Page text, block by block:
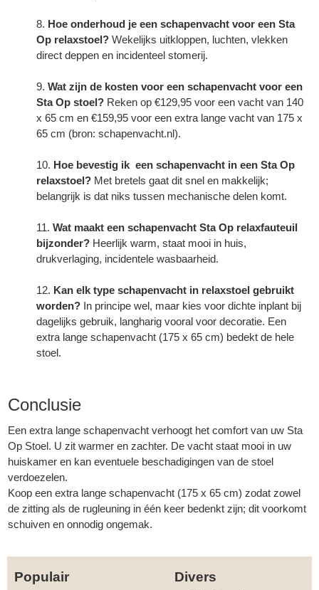
Hoe onderhoud je een schapenvacht voor een Sta
Op relaxstoel? Wekelijks uitkloppen, luchten, vlekken
direct deppen en incidenteel stomerij.
Wat zijn de kosten voor een schapenvacht voor een
Sta Op stoel? Reken op €129,95 voor een vacht van 140
x 65 cm en €159,95 voor een extra lange vacht van 175 x
65 cm (bron: schapenvacht.nl).
Hoe bevestig ik een schapenvacht in een Sta Op
relaxstoel? Met bretels gaat dit snel en makkelijk;
belangrijk is dat niks tussen mechanische delen komt.
Wat maakt een schapenvacht Sta Op relaxfauteuil
bijzonder? Heerlijk warm, staat mooi in huis,
drukverlaging, incidentele wasbaarheid.
Kan elk type schapenvacht in relaxstoel gebruikt
worden? In principe wel, maar kies voor dichte inplant bij
dagelijks gebruik, langharig vooral voor decoratie. Een
extra lange schapenvacht (175 x 65 cm) bedekt de hele
stoel.
Conclusie
Een extra lange schapenvacht verhoogt het comfort van uw Sta
Op Stoel. U zit warmer en zachter. De vacht staat mooi in uw
huiskamer en kan eventuele beschadigingen van de stoel
verdoezelen.
Koop een extra lange schapenvacht (175 x 65 cm) zodat zowel
de zitting als de rugleuning in één keer bedenkt zijn; dit voorkomt
schuiven en onnodig ongemak.
Populair Divers